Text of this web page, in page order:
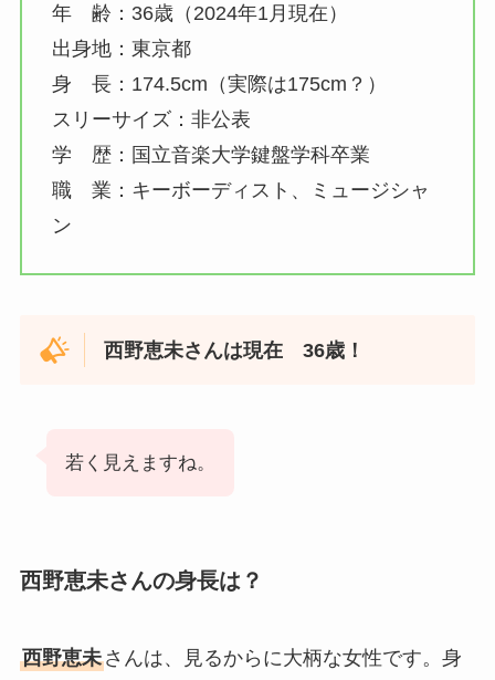
年 齢：36歳（2024年1月現在）
出身地：東京都
身 長：174.5cm（実際は175cm？）
スリーサイズ：非公表
学 歴：国立音楽大学鍵盤学科卒業
職 業：キーボーディスト、ミュージシャ
ン
西野恵未さんは現在 36歳！
若く見えますね。
西野恵未さんの身長は？
西野恵未さんは、見るからに大柄な女性です。身